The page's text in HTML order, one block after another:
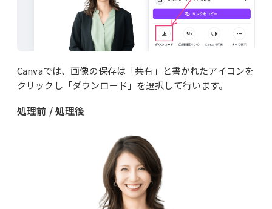
Canvaでは、画像の保存は「共有」と書かれたアイコンを
クリックし「ダウンロード」を選択して行います。
処理前 / 処理後